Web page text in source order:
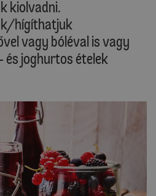
kiolvadni.
hígíthatjuk
vagy bóléval is vagy
joghurtos ételek